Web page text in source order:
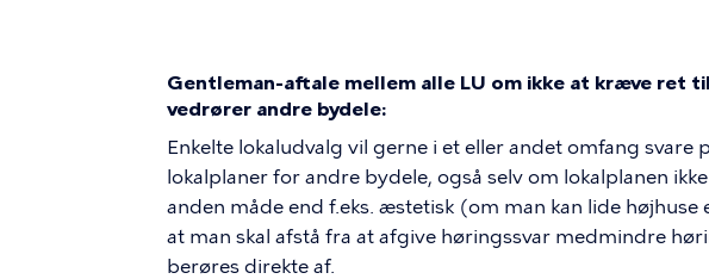
Gentleman-aftale mellem alle LU om ikke at kræve ret
vedrører andre bydele:
Enkelte lokaludvalg vil gerne i et eller andet omfang svare
lokalplaner for andre bydele, også selv om lokalplanen
anden måde end f.eks. æstetisk (om man kan lide højhuse
at man skal afstå fra at afgive høringssvar medmindre
berøres direkte af.